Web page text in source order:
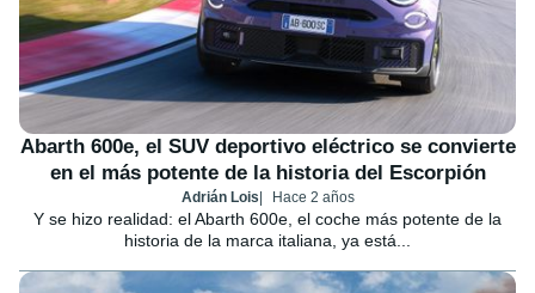
Abarth 600e, el SUV deportivo eléctrico se convierte
en el más potente de la historia del Escorpión
Adrián Lois Hace 2 años
Y se hizo realidad: el Abarth 600e, el coche más potente de la
historia de la marca italiana, ya está...